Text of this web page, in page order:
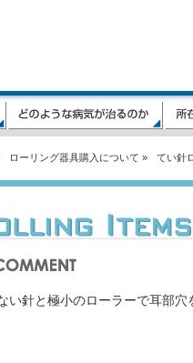
ローリング器具購入について » てい針
い針と極小のローラーで耳部